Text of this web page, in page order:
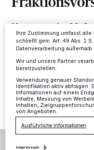
Mettmann
Am 30.
Direktmandaten
Mettmanner Stadtrat
01.10.2020 , 12:57 Uhr
Einstellungen oder Ablehnen
Ihre Zustimmung umfasst
schließt gem. Art. 49 Abs. 1
Datenverarbeitung außerhalb
Wir und unsere Partner
bereitzustellen:
Verwendung genauer
Identifikation aktiv abfragen.
Informationen auf einem
Inhalte, Messung von
Inhalten,
von Angeboten.
Ausführliche Informationen
Impressum